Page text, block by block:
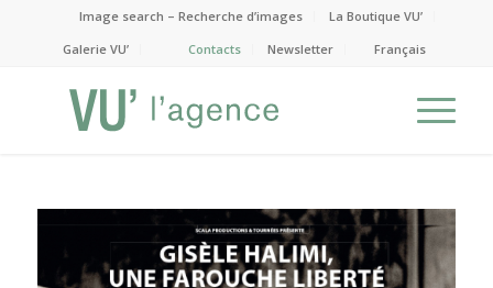
Image search – Recherche d’images
La Boutique VU’
Galerie VU’
Contacts Newsletter Français